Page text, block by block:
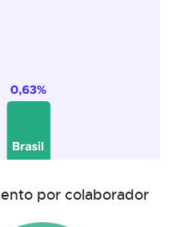
por colaborador